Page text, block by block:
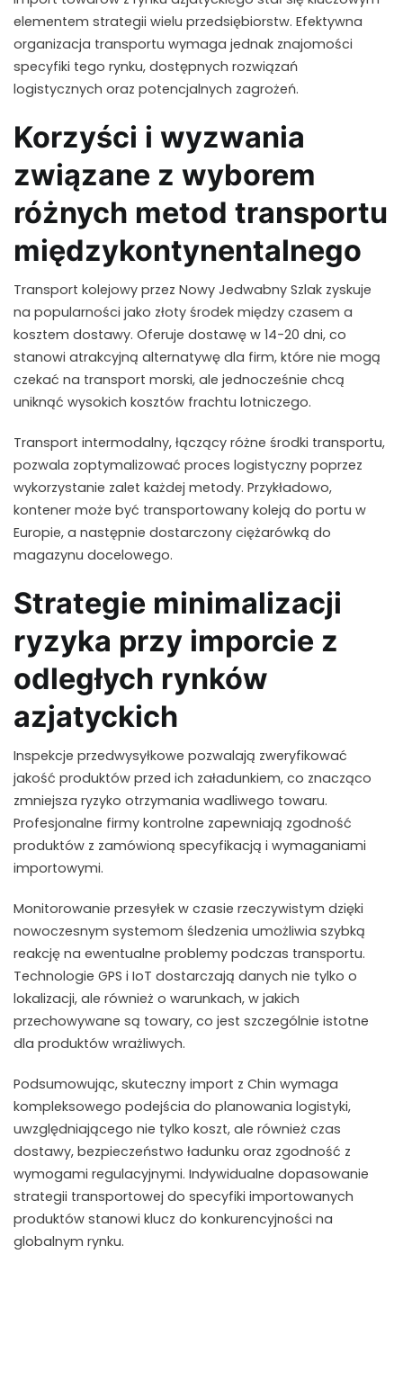
elementem strategii wielu przedsiębiorstw. Efektywna
organizacja transportu wymaga jednak znajomości
specyfiki tego rynku, dostępnych rozwiązań
logistycznych oraz potencjalnych zagrożeń.
Korzyści i wyzwania
związane z wyborem
różnych metod transportu
międzykontynentalnego
Transport kolejowy przez Nowy Jedwabny Szlak zyskuje
na popularności jako złoty środek między czasem a
kosztem dostawy. Oferuje dostawę w 14-20 dni, co
stanowi atrakcyjną alternatywę dla firm, które nie mogą
czekać na transport morski, ale jednocześnie chcą
uniknąć wysokich kosztów frachtu lotniczego.
Transport intermodalny, łączący różne środki transportu,
pozwala zoptymalizować proces logistyczny poprzez
wykorzystanie zalet każdej metody. Przykładowo,
kontener może być transportowany koleją do portu w
Europie, a następnie dostarczony ciężarówką do
magazynu docelowego.
Strategie minimalizacji
ryzyka przy imporcie z
odległych rynków
azjatyckich
Inspekcje przedwysyłkowe pozwalają zweryfikować
jakość produktów przed ich załadunkiem, co znacząco
zmniejsza ryzyko otrzymania wadliwego towaru.
Profesjonalne firmy kontrolne zapewniają zgodność
produktów z zamówioną specyfikacją i wymaganiami
importowymi.
Monitorowanie przesyłek w czasie rzeczywistym dzięki
nowoczesnym systemom śledzenia umożliwia szybką
reakcję na ewentualne problemy podczas transportu.
Technologie GPS i IoT dostarczają danych nie tylko o
lokalizacji, ale również o warunkach, w jakich
przechowywane są towary, co jest szczególnie istotne
dla produktów wrażliwych.
Podsumowując, skuteczny import z Chin wymaga
kompleksowego podejścia do planowania logistyki,
uwzględniającego nie tylko koszt, ale również czas
dostawy, bezpieczeństwo ładunku oraz zgodność z
wymogami regulacyjnymi. Indywidualne dopasowanie
strategii transportowej do specyfiki importowanych
produktów stanowi klucz do konkurencyjności na
globalnym rynku.